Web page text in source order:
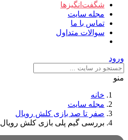
شگفت‌انگیزها
مجله سایت
تماس با ما
سوالات متداول
ورود
منو
خانه
مجله سایت
صفر تا صد بازی کلش رویال
بررسی گیم پلی بازی کلش رویال